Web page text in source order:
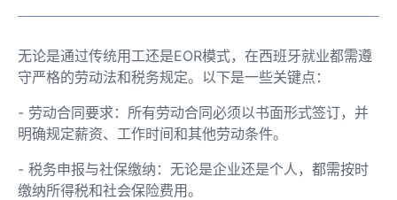
无论是通过传统用工还是EOR模式，在西班牙就业都需遵
守严格的劳动法和税务规定。以下是一些关键点：
- 劳动合同要求：所有劳动合同必须以书面形式签订，并
明确规定薪资、工作时间和其他劳动条件。
- 税务申报与社保缴纳：无论是企业还是个人，都需按时
缴纳所得税和社会保险费用。